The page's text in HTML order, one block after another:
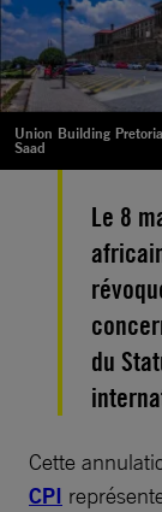
Union Building
Saad
Le 8
du
Cette
CPI